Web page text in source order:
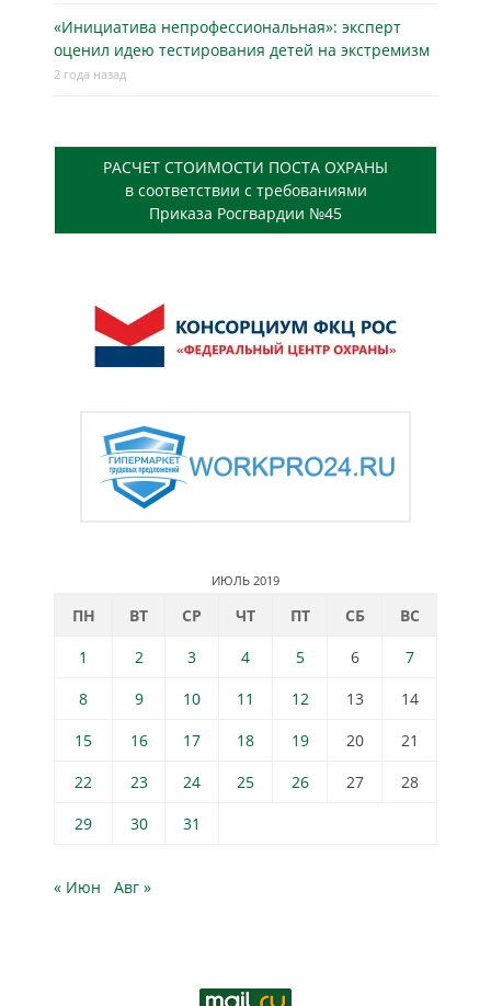
«Инициатива непрофессиональная»: эксперт
оценил идею тестирования детей на экстремизм
2 года назад
РАСЧЕТ СТОИМОСТИ ПОСТА ОХРАНЫ
в соответствии с требованиями
Приказа Росгвардии №45
ИЮЛЬ 2019
ПН ВТ СР ЧТ ПТ СБ
ВС
1
2 3 4 5 6
7
8
9 10 11 12 13
14
15
16 17 18 19 20
21
22
23 24 25 26 27
28
29
30 31
« Июн Авг »